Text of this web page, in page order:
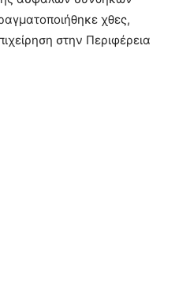
χθες,
στην Περιφέρεια